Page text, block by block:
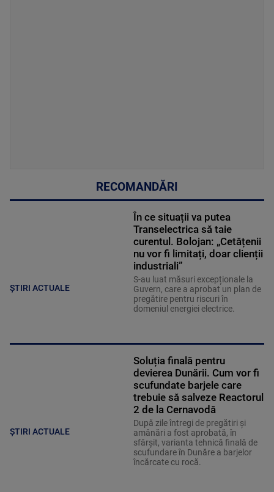
RECOMANDĂRI
ȘTIRI ACTUALE
În ce situații va putea
Transelectrica să taie
curentul. Bolojan: „Cetățenii
nu vor fi limitați, doar clienții
industriali”
S-au luat măsuri excepționale la
Guvern, care a aprobat un plan de
pregătire pentru riscuri în
domeniul energiei electrice.
ȘTIRI ACTUALE
Soluția finală pentru
devierea Dunării. Cum vor fi
scufundate barjele care
trebuie să salveze Reactorul
2 de la Cernavodă
După zile întregi de pregătiri și
amânări a fost aprobată, în
sfârșit, varianta tehnică finală de
scufundare în Dunăre a barjelor
încărcate cu rocă.